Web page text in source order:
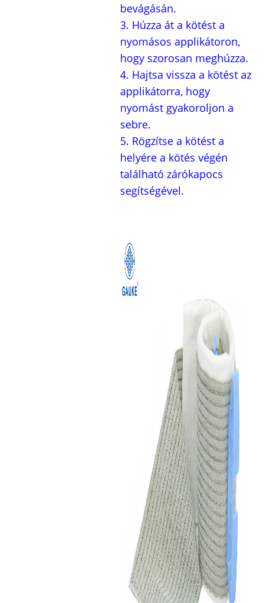
bevágásán.
3. Húzza át a kötést a
nyomásos applikátoron,
hogy szorosan meghúzza.
4. Hajtsa vissza a kötést az
applikátorra, hogy
nyomást gyakoroljon a
sebre.
5. Rögzítse a kötést a
helyére a kötés végén
található zárókapocs
segítségével.